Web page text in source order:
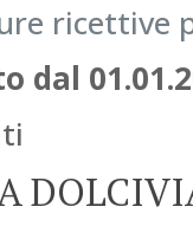
ricettive
dal